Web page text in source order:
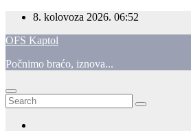
Skip
content
8. kolovoza 2026. 06:52
OFS Kaptol
Počnimo braćo, iznova...